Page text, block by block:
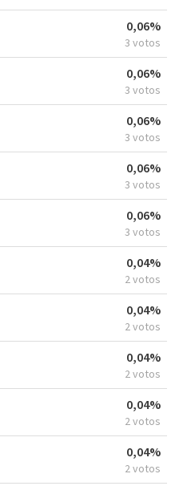
0,06%
3 votos
0,06%
3 votos
0,06%
3 votos
0,06%
3 votos
0,06%
3 votos
0,04%
2 votos
0,04%
2 votos
0,04%
2 votos
0,04%
2 votos
0,04%
2 votos